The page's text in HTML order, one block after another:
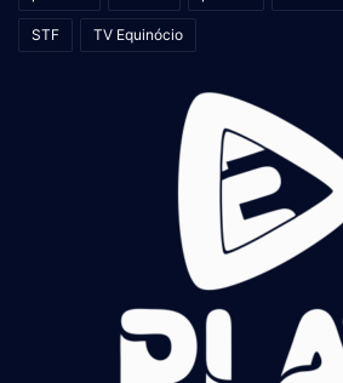
STF TV Equinócio